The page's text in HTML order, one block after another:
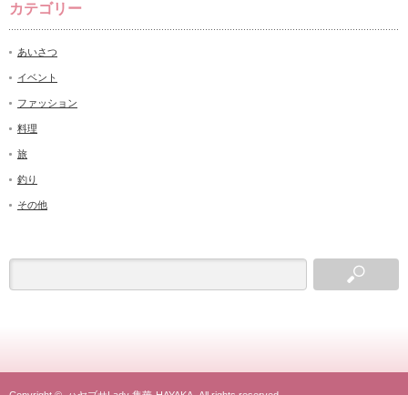
カテゴリー
あいさつ
イベント
ファッション
料理
旅
釣り
その他